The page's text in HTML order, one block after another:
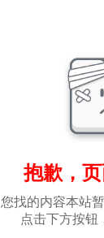
抱歉，
您找的内容本站
点击下方按钮